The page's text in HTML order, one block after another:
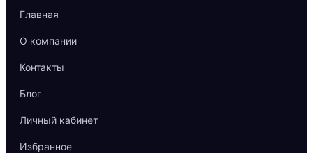
Главная
О компании
Контакты
Блог
Личный кабинет
Избранное